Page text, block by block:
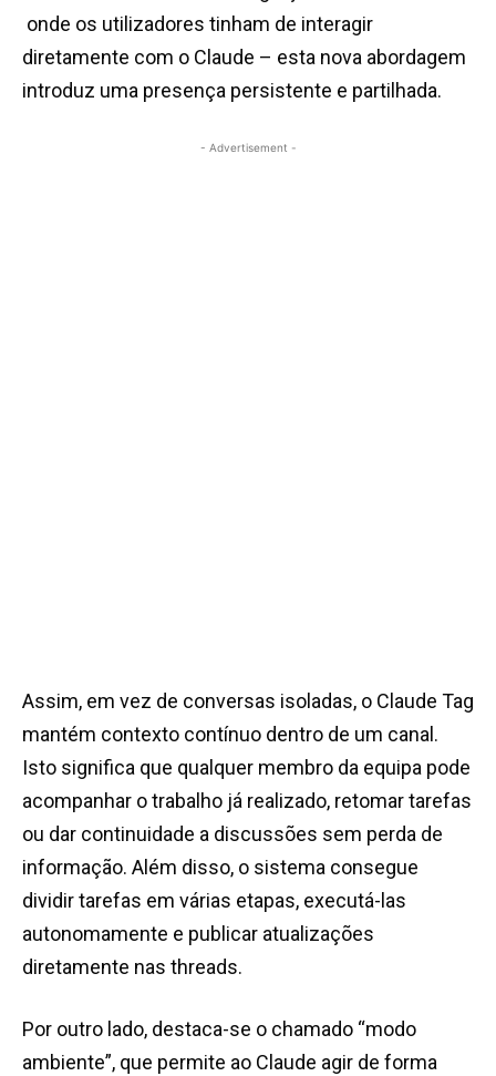
onde os utilizadores tinham de interagir
diretamente com o Claude – esta nova abordagem
introduz uma presença persistente e partilhada.
- Advertisement -
Assim, em vez de conversas isoladas, o Claude Tag
mantém contexto contínuo dentro de um canal.
Isto significa que qualquer membro da equipa pode
acompanhar o trabalho já realizado, retomar tarefas
ou dar continuidade a discussões sem perda de
informação. Além disso, o sistema consegue
dividir tarefas em várias etapas, executá-las
autonomamente e publicar atualizações
diretamente nas threads.
Por outro lado, destaca-se o chamado “modo
ambiente”, que permite ao Claude agir de forma